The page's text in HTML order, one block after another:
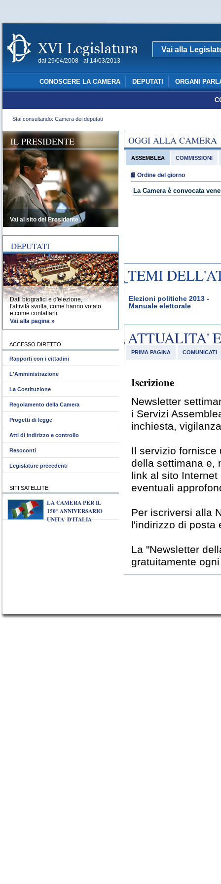
dal 29/04/2008 - al 14/03/2013
Vai alla
CONOSCERE LA CAMERA DEPUTATI ORGANI
Stai consultando: Camera dei deputati
OGGI ALLA CAMERA
ASSEMBLEA
Ordine del giorno
La Camera è convocata
COMMISSIONI
TEMI
Elezioni politiche 2013 -
Manuale elettorale
ATTUALITA'
PRIMA PAGINA COMUNICATI
Iscrizione
Newsletter
i Servizi
inchiesta,
Il servizio fornisce
della settimana e,
link al sito
eventuali
Per iscriversi alla
l'indirizzo di posta
La "Newsletter
gratuitamente
IL PRESIDENTE
Vai al sito del Presidente
DEPUTATI
Dati biografici e d'elezione,
l'attività svolta, come hanno votato
e come contattarli.
Vai alla pagina »
ACCESSO DIRETTO
Rapporti con i cittadini
L'Amministrazione
La Costituzione
Regolamento della Camera
Progetti di legge
Atti di indirizzo e controllo
Resoconti
Legislature precedenti
SITI SATELLITE
LA CAMERA PER IL
150° ANNIVERSARIO
UNITA' D'ITALIA